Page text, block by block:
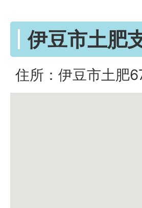
伊豆市土肥
住所：伊豆市土肥